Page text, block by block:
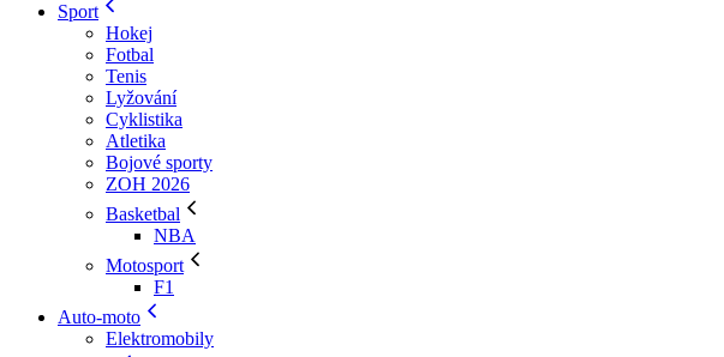
Sport
Hokej
Fotbal
Tenis
Lyžování
Cyklistika
Atletika
Bojové sporty
ZOH 2026
Basketbal
NBA
Motosport
F1
Auto-moto
Elektromobily